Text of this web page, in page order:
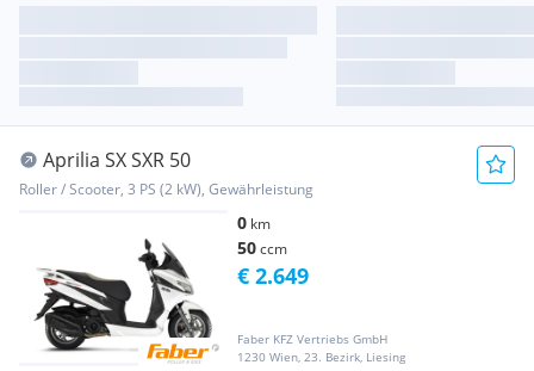
Aprilia SX SXR 50
Roller / Scooter, 3 PS (2 kW), Gewährleistung
0 km
50ccm
Faber KFZ Vertriebs GmbH
1230 Wien, 23. Bezirk, Liesing
€ 2.649